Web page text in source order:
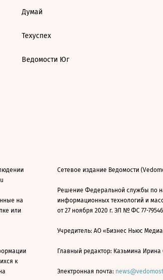
Думай
Техуспех
Ведомости Юг
на
или
к
Сетевое издание Ведомости
Решение Федеральной службы по
информационных технологий и
от 27 ноября 2020 г. ЭЛ № ФС 77-79546
Учредитель: АО «Бизнес Ньюс
Главный редактор: Казьмина Ирина
Электронная почта: